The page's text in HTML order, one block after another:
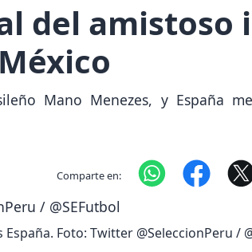
del
Mano Menezes, y España
Comparte en:
España. Foto: Twitter @SeleccionPeru /